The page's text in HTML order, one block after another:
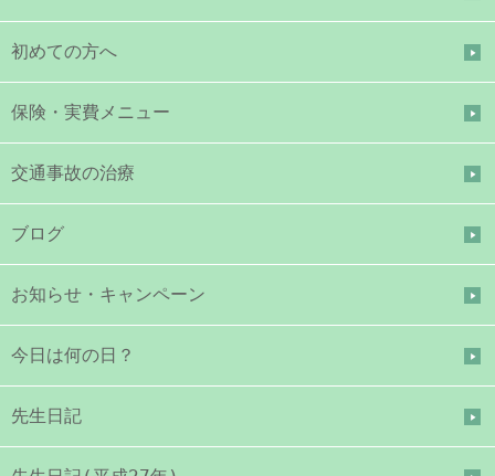
初めての方へ
保険・実費メニュー
交通事故の治療
ブログ
お知らせ・キャンペーン
今日は何の日？
先生日記